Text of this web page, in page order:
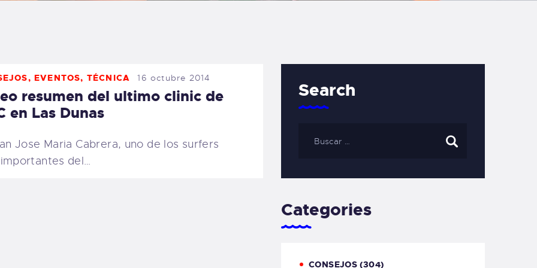
CARRITO
FAMILY
,EVENTOS, TÉCNICA 16 octubre 2014
resumen del ultimo clinic de
en Las Dunas
Jose Maria Cabrera, uno de los surfers
del…
Search
Categories
CONSEJOS (304)